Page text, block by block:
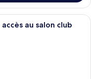
d’hôtel avec un grand
au salon club